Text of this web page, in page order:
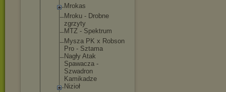
Mrokas
Mroku - Drobne
zgrzyty
MTZ - Spektrum
Mysza PK x Robson
Pro - Sztama
Nagły Atak
Spawacza -
Szwadron
Kamikadze
Nizioł